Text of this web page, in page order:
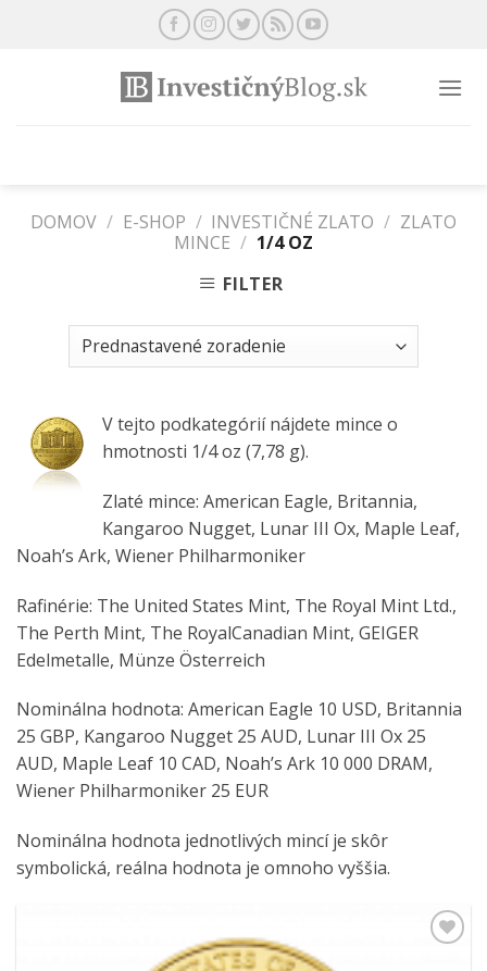
DOMOV / E-SHOP / INVESTIČNÉ ZLATO / ZLATO
MINCE / 1/4 OZ
FILTER
V tejto podkategórií nájdete mince o
hmotnosti 1/4 oz (7,78 g).
Zlaté mince: American Eagle, Britannia,
Kangaroo Nugget, Lunar III Ox, Maple Leaf,
Noah’s Ark, Wiener Philharmoniker
Rafinérie: The United States Mint, The Royal Mint Ltd.,
The Perth Mint, The RoyalCanadian Mint, GEIGER
Edelmetalle, Münze Österreich
Nominálna hodnota: American Eagle 10 USD, Britannia
25 GBP, Kangaroo Nugget 25 AUD, Lunar III Ox 25
AUD, Maple Leaf 10 CAD, Noah’s Ark 10 000 DRAM,
Wiener Philharmoniker 25 EUR
Nominálna hodnota jednotlivých mincí je skôr
symbolická, reálna hodnota je omnoho vyššia.